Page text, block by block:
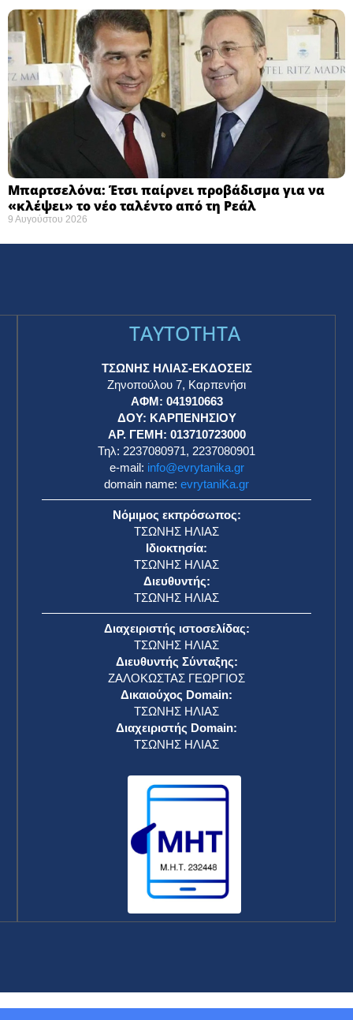
Μπαρτσελόνα: Έτσι παίρνει προβάδισμα για να
«κλέψει» το νέο ταλέντο από τη Ρεάλ
9 Αυγούστου 2026
TAYTOTHTA
ΤΣΩΝΗΣ ΗΛΙΑΣ-ΕΚΔΟΣΕΙΣ
Ζηνοπούλου 7, Καρπενήσι
ΑΦΜ: 041910663
ΔΟΥ: ΚΑΡΠΕΝΗΣΙΟΥ
ΑΡ. ΓΕΜΗ: 013710723000
Τηλ: 2237080971, 2237080901
e-mail: info@evrytanika.gr
domain name: evrytaniKa.gr
Νόμιμος εκπρόσωπος:
ΤΣΩΝΗΣ ΗΛΙΑΣ
Ιδιοκτησία:
ΤΣΩΝΗΣ ΗΛΙΑΣ
Διευθυντής:
ΤΣΩΝΗΣ ΗΛΙΑΣ
Διαχειριστής ιστοσελίδας:
ΤΣΩΝΗΣ ΗΛΙΑΣ
Διευθυντής Σύνταξης:
ΖΑΛΟΚΩΣΤΑΣ ΓΕΩΡΓΙΟΣ
Δικαιούχος Domain:
ΤΣΩΝΗΣ ΗΛΙΑΣ
Διαχειριστής Domain:
ΤΣΩΝΗΣ ΗΛΙΑΣ